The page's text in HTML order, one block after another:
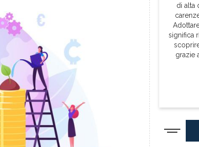
di alta
significa
grazie